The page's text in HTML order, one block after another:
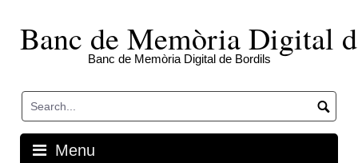
contentBanc de Memòria Digital
Banc de Memòria Digital de Bordils
Menu